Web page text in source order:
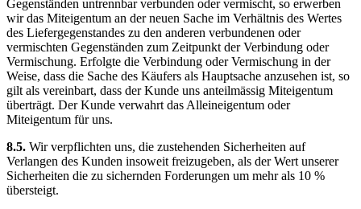
Gegenständen untrennbar verbunden oder vermischt, so erwerben
wir das Miteigentum an der neuen Sache im Verhältnis des Wertes
des Liefergegenstandes zu den anderen verbundenen oder
vermischten Gegenständen zum Zeitpunkt der Verbindung oder
Vermischung. Erfolgte die Verbindung oder Vermischung in der
Weise, dass die Sache des Käufers als Hauptsache anzusehen ist, so
gilt als vereinbart, dass der Kunde uns anteilmässig Miteigentum
überträgt. Der Kunde verwahrt das Alleineigentum oder
Miteigentum für uns.
8.5. Wir verpflichten uns, die zustehenden Sicherheiten auf
Verlangen des Kunden insoweit freizugeben, als der Wert unserer
Sicherheiten die zu sichernden Forderungen um mehr als 10 %
übersteigt.